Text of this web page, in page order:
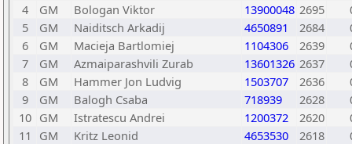
4
GM Bologan Viktor 13900048 2695
5
GM Naiditsch Arkadij 4650891 2684
6
GM Macieja Bartlomiej 1104306 2639
7
GM Azmaiparashvili Zurab 13601326 2637
8
GM Hammer Jon Ludvig 1503707 2636
9
GM Balogh Csaba 718939 2628
10 GM Istratescu Andrei 1200372 2620
11
GM Kritz Leonid 4653530 2618